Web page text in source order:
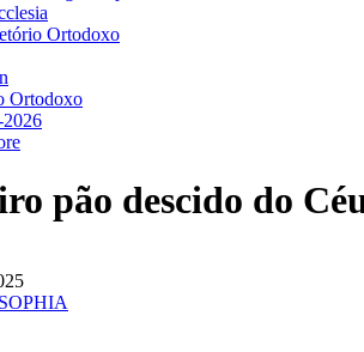
Ortodoxo
Ortodoxo
pão descido do
SOPHIA